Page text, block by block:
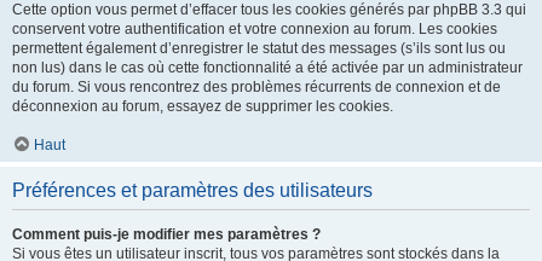
Cette option vous permet d’effacer tous les cookies générés par phpBB 3.3 qui
conservent votre authentification et votre connexion au forum. Les cookies
permettent également d’enregistrer le statut des messages (s’ils sont lus ou
non lus) dans le cas où cette fonctionnalité a été activée par un administrateur
du forum. Si vous rencontrez des problèmes récurrents de connexion et de
déconnexion au forum, essayez de supprimer les cookies.
Haut
Préférences et paramètres des utilisateurs
Comment puis-je modifier mes paramètres ?
Si vous êtes un utilisateur inscrit, tous vos paramètres sont stockés dans la